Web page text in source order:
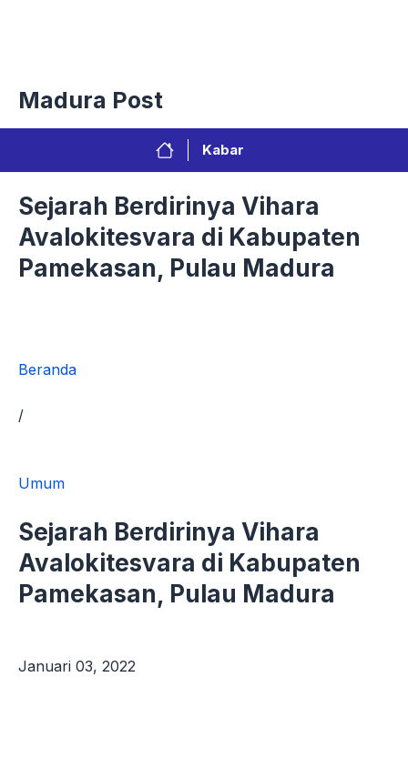
Madura Post
Kabar
Sejarah Berdirinya Vihara
Avalokitesvara di Kabupaten
Pamekasan, Pulau Madura
Beranda
/
Umum
Sejarah Berdirinya Vihara
Avalokitesvara di Kabupaten
Pamekasan, Pulau Madura
Januari 03, 2022